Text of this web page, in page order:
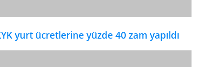
yurt ücretlerine yüzde 40 zam yapıldı